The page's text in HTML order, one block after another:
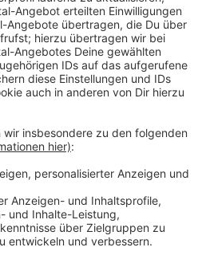
dass Home Office in der
keine Rolle spielt.
laut der Umfrage, dass das
anzustecken, dass
müssen und dass sie
vereinbaren können.